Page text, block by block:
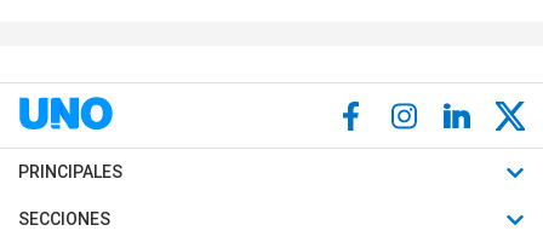
PRINCIPALES
Últimas Noticias
SECCIONES